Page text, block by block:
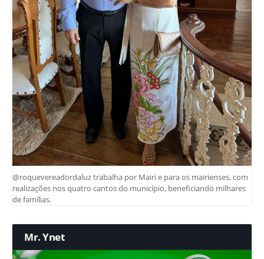
@roquevereadordaluz trabalha por Mairi e para os mairienses, com
realizações nos quatro cantos do município, beneficiando milhares
de famílias.
Mr. Ynet